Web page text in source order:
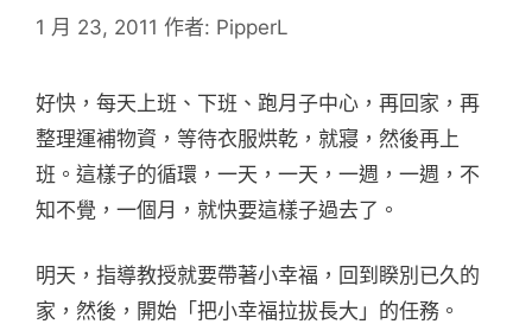
1 月 23, 2011 作者: PipperL
好快，每天上班、下班、跑月子中心，再回家，再
整理運補物資，等待衣服烘乾，就寢，然後再上
班。這樣子的循環，一天，一天，一週，一週，不
知不覺，一個月，就快要這樣子過去了。
明天，指導教授就要帶著小幸福，回到睽別已久的
家，然後，開始「把小幸福拉拔長大」的任務。